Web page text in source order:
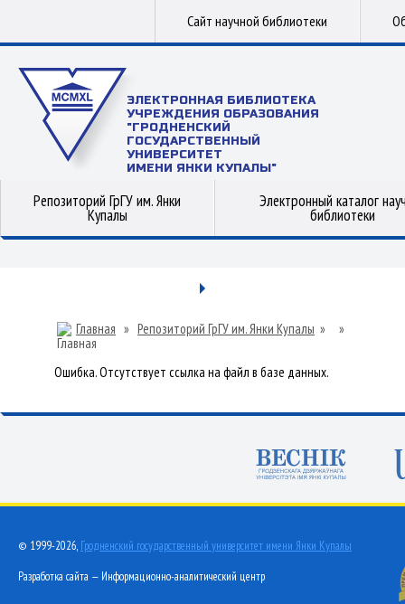
Сайт научной библиотеки
ЭЛЕКТРОННАЯ БИБЛИОТЕКА
УЧРЕЖДЕНИЯ ОБРАЗОВАНИЯ
"ГРОДНЕНСКИЙ
ГОСУДАРСТВЕННЫЙ
УНИВЕРСИТЕТ
ИМЕНИ ЯНКИ КУПАЛЫ"
Репозиторий ГрГУ им. Янки
Купалы
Электронный каталог
библиотеки
Главная » Репозиторий ГрГУ им. Янки Купалы » »
Ошибка. Отсутствует ссылка на файл в базе данных.
© 1999-2026, Гродненский государственный университет имени Янки Купалы
Разработка сайта — Информационно-аналитический центр